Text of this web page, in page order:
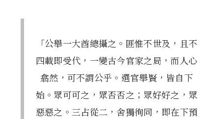
「公舉一大酋總攝之。匪惟不世及，且不
四載即受代，一變古今官家之局，而人心
翕然，可不謂公乎。選官舉賢，皆自下
始。眾可可之，眾否否之；眾好好之，眾
惡惡之。三占從二，舍獨徇同，即在下預